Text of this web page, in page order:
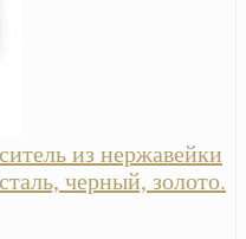
из нержавейки
черный, золото.